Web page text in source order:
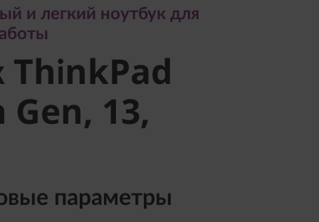
13,
и легкий ноутбук для
ThinkPad
Gen, 13,
параметры